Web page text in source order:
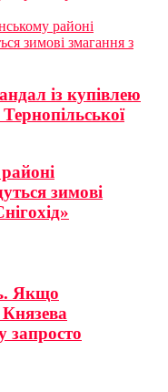
районі
зимові змагання з
із купівлею
зимові
Якщо
запросто